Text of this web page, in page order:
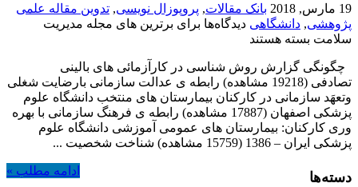
19 مارس, 2018 بانک مقالات, پروپوزال نویسی, تدوین مقاله علمی
پژوهشی, دانشگاهی دیدگاه‌ها برای برترین های مجله مدیریت
سلامت بسته هستند
چگونگی گزارش روش شناسی در کارآزمائی های بالینی
تصادفی (19218 مشاهده) رابطه ی عدالت سازمانی بارضایت شغلی
وتعهَد سازمانی در کارکنان بیمارستان های منتخب دانشگاه علوم
پزشکی اصفهان (17887 مشاهده) رابطه ی فرهنگ سازمانی با بهره
وری کارکنان: بیمارستان های عمومی آموزشی دانشگاه علوم
پزشکی ایران – 1386 (15759 مشاهده) شناخت شخصیت ...
ادامه مطلب » دسته‌ها